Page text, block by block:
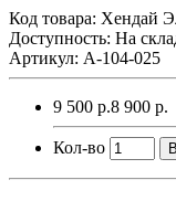
Код товара: Хендай
Доступность: На
Артикул: A-104-025
9 500 р.8 900 р.
Кол-во